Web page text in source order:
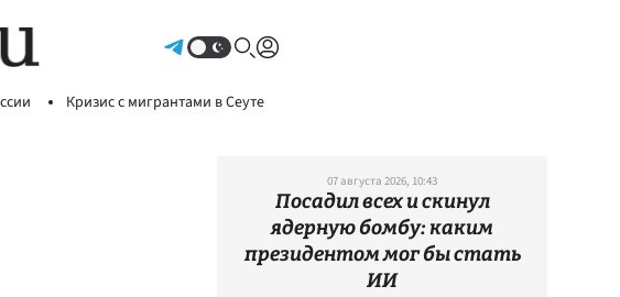
Кризис с мигрантами в Сеуте
07 августа 2026, 10:43
Посадил всех и скинул
ядерную бомбу: каким
президентом мог бы стать
ИИ